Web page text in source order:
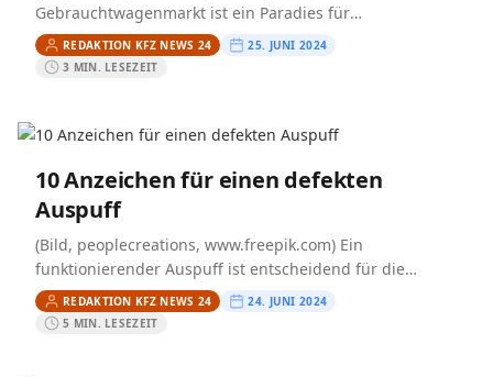
Gebrauchtwagenmarkt ist ein Paradies für
Schnäppchenjäger, aber auch ein Minenfeld für
Betrügereien. Laut ADAC und Polizei wird jeder dritte
REDAKTION KFZ NEWS 24
25. JUNI 2024
3 MIN. LESEZEIT
10 Anzeichen für einen defekten
Auspuff
(Bild, peoplecreations, www.freepik.com) Ein
funktionierender Auspuff ist entscheidend für die
Leistung, Effizienz und Sicherheit eines Fahrzeugs. Doch
was passiert, wenn die Abgasanlage versagt? In
REDAKTION KFZ NEWS 24
24. JUNI 2024
5 MIN. LESEZEIT